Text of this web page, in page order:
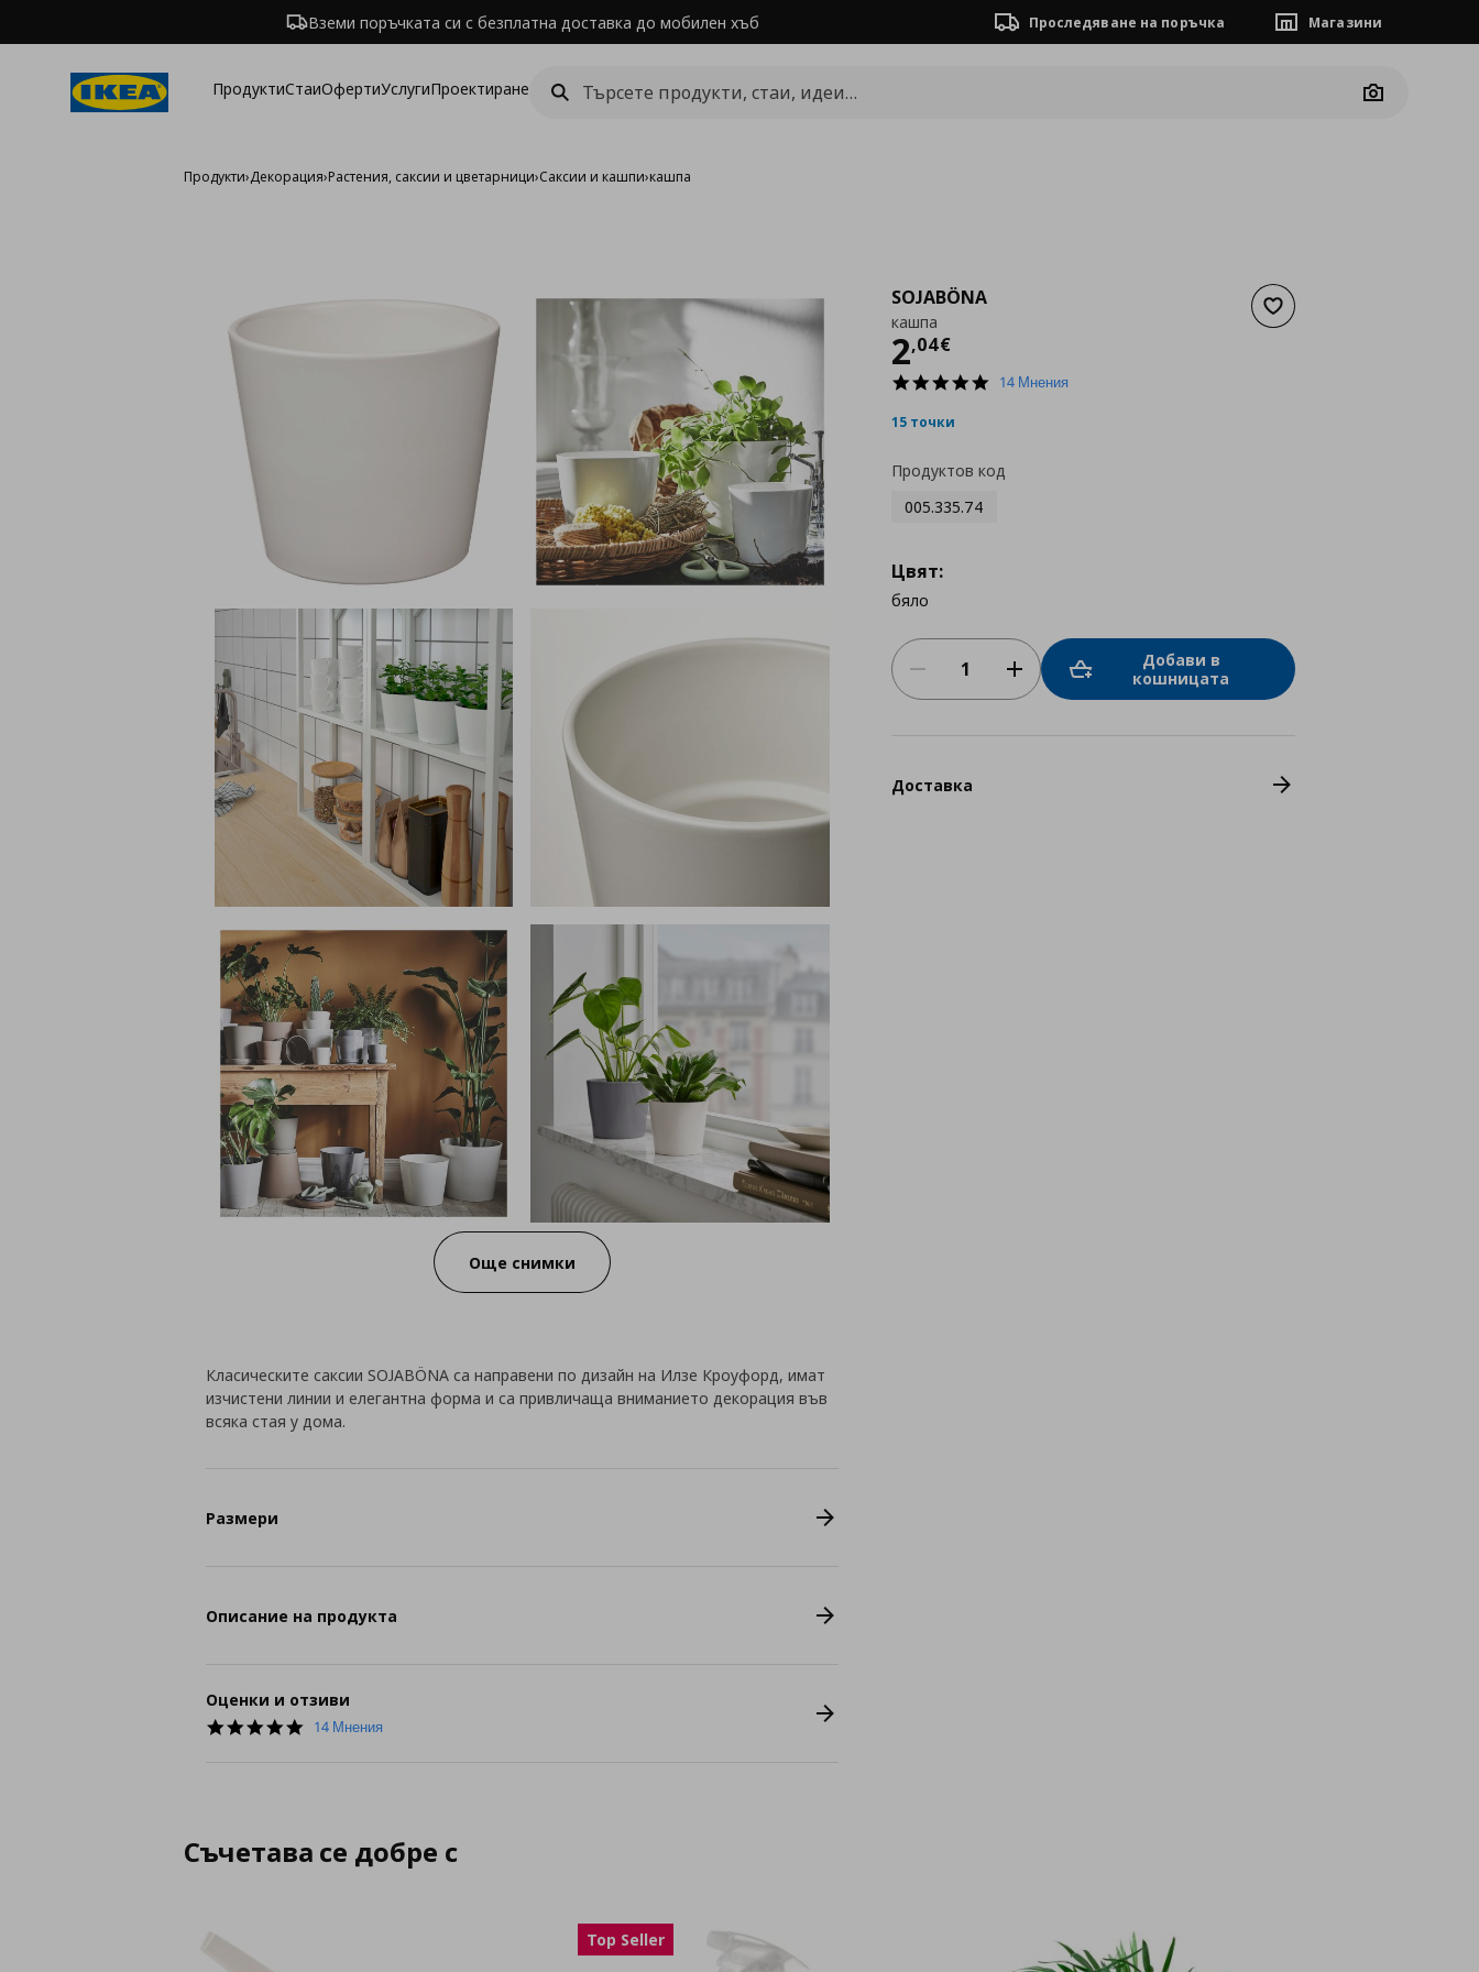
Вземи поръчката си с безплатна доставка до мобилен хъб Проследяване на поръчка Магазини
ПродуктиСтаиОфертиУслугиПроектиране
Camera
Продукти›Декорация›Растения, саксии и цветарници›Саксии и кашпи›кашпа
Още снимки
Добави към списъка с
SOJABÖNA
кашпа
2,04€
Цена
5.014 Мнения
15 точки
Продуктов код
005.335.74
Цвят:
бяло
Добави в
кошницата
Доставка
Класическите саксии SOJABÖNA са направени по дизайн на Илзе Кроуфорд, имат
изчистени линии и елегантна форма и са привличаща вниманието декорация във
всяка стая у дома.
Размери
Описание на продукта
Оценки и отзиви
5.0
14 Мнения
Съчетава се добре с
Top Seller